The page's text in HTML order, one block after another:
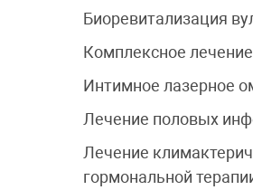
Биоревитализация
Комплексное
Интимное лазерное
Лечение половых
Лечение
гормональной